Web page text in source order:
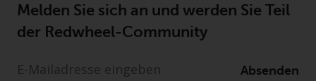
Melden Sie sich an und werden Sie Teil
der Redwheel-Community
Absenden